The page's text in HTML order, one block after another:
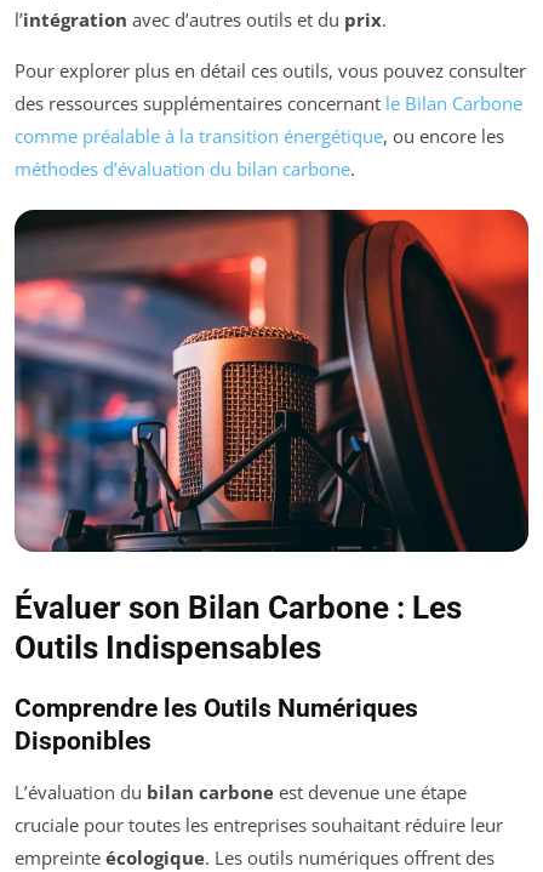
l’intégration avec d’autres outils et du prix.
Pour explorer plus en détail ces outils, vous pouvez consulter
des ressources supplémentaires concernant le Bilan Carbone
comme préalable à la transition énergétique, ou encore les
méthodes d’évaluation du bilan carbone.
Évaluer son Bilan Carbone : Les
Outils Indispensables
Comprendre les Outils Numériques
Disponibles
L’évaluation du bilan carbone est devenue une étape
cruciale pour toutes les entreprises souhaitant réduire leur
empreinte écologique. Les outils numériques offrent des